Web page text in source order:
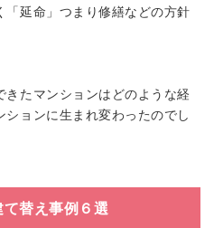
延命」つまり修繕などの方針
たマンションはどのような経
ョンに生まれ変わったのでし
て替え事例６選